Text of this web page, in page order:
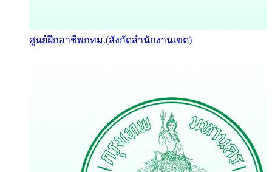
ศูนย์ฝึกอาชีพกทม.(สังกัดสำนักงานเขต)